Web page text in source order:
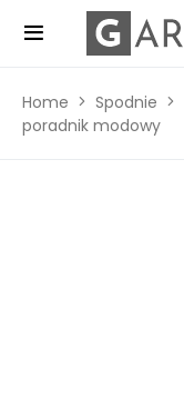
Home Spodnie
poradnik modowy